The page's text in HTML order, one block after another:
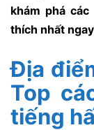
khám phá
thích nhất
Địa
Top
tiếng